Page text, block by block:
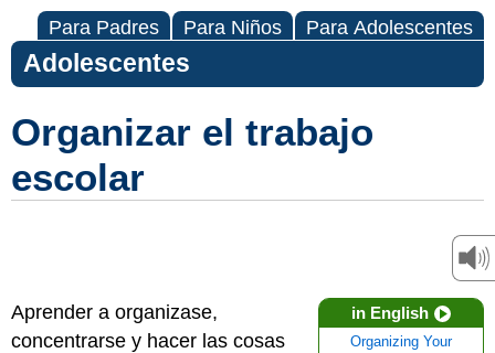
Para Padres Para Niños Para Adolescentes
Adolescentes
Organizar el trabajo
escolar
in English
Organizing Your
Aprender a organizase,
concentrarse y hacer las cosas